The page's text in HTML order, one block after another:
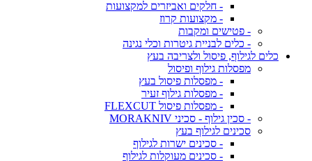
- חלקים ואביזרים למקצועות
- מקצועות קרוז
- פטישים ומקבות
- כלים לבניית גיטרות וכלי נגינה
כלים לגילוף, פיסול ולצריבה בעץ
מפסלות גילוף ופיסול
- מפסלות פיסול בעץ
- מפסלות גילוף זעיר
- מפסלות פיסול FLEXCUT
- סכין גילוף - סכיני MORAKNIV
סכינים לגילוף בעץ
- סכינים ישרות לגילוף
- סכינים מעוקלות לגילוף